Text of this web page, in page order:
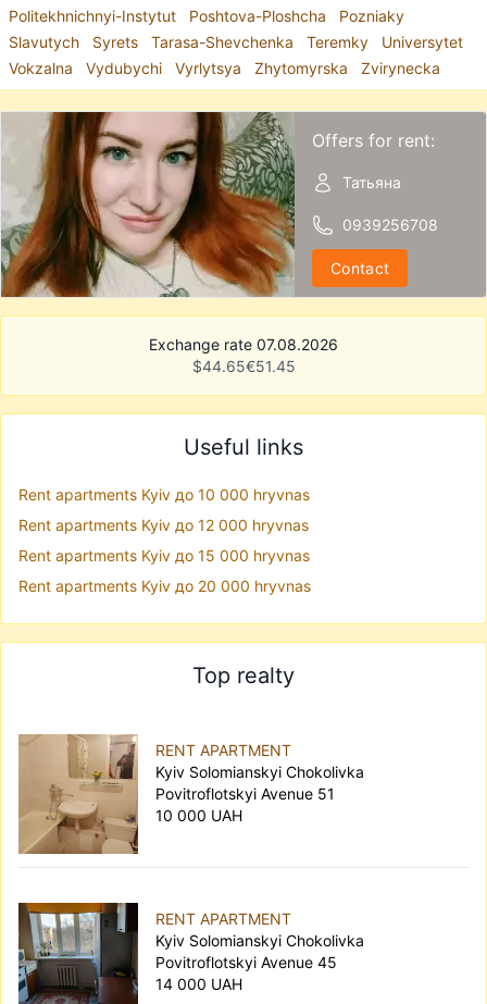
Politekhnichnyi-Instytut
Poshtova-Ploshcha
Pozniaky
Slavutych
Syrets Tarasa-Shevchenka Teremky
Universytet
Vokzalna
Vydubychi Vyrlytsya Zhytomyrska Zvirynecka
Offers for rent:
Татьяна
0939256708
Contact
Exchange rate 07.08.2026
$44.65€51.45
Useful links
Rent apartments Kyiv до 10 000 hryvnas
Rent apartments Kyiv до 12 000 hryvnas
Rent apartments Kyiv до 15 000 hryvnas
Rent apartments Kyiv до 20 000 hryvnas
Top realty
RENT APARTMENT
Kyiv Solomianskyi Chokolivka
Povitroflotskyi Avenue 51
10 000 UAH
RENT APARTMENT
Kyiv Solomianskyi Chokolivka
Povitroflotskyi Avenue 45
14 000 UAH